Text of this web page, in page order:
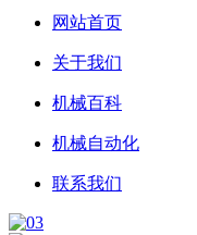
网站首页
关于我们
机械百科
机械自动化
联系我们